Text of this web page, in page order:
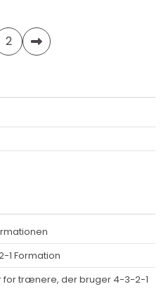
2
1 Formation
for trænere, der bruger 4-3-2-1